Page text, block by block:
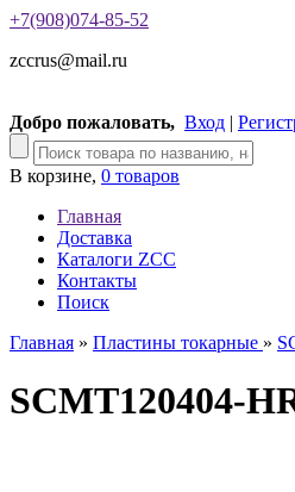
+7(908)074-85-52
zccrus@mail.ru
Добро пожаловать, Вход |
В корзине, 0 товаров
Главная
Доставка
Каталоги ZCC
Контакты
Поиск
Главная » Пластины токарные »
SCMT120404-